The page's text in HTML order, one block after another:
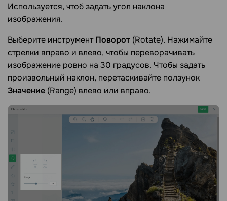
Используется, чтоб задать угол наклона
изображения.
Выберите инструментПоворот (Rotate). Нажимайте
стрелки вправо и влево, чтобы переворачивать
изображение ровно на 30 градусов. Чтобы задать
произвольный наклон, перетаскивайте ползунок
Значение (Range) влево или вправо.